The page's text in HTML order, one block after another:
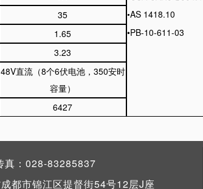
•AS 1418.10
•PB-10-611-03
35
1.65
3.23
48V直流（8个6伏电池， 350安时
容量）
6427
真：028-83285837
都市锦江区提督街54号12层J座